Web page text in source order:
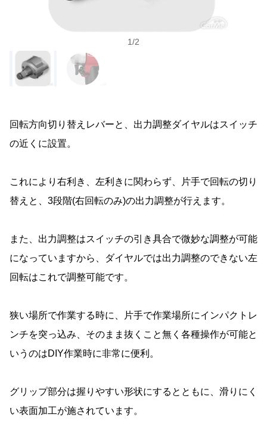
1/2
回転方向切り替えレバーと、出力調整ダイヤルはスイッチ
の近くに設置。
これにより右利き、左利きに関わらず、片手で回転の切り
替えと、3段階(右回転のみ)の出力調整が行えます。
また、出力調整はスイッチの引き具合で微妙な調整が可能
になっていますから、ダイヤルでは出力調整のできない左
回転はこれで調整可能です。
狭い場所で作業する時に、片手で作業場所にインパクトレ
ンチを突っ込み、そのまま抜くこと無く各種操作が可能と
いうのはDIY作業時に非常に便利。
グリップ部分は握りやすい形状にするとともに、滑りにく
い表面加工が施されています。